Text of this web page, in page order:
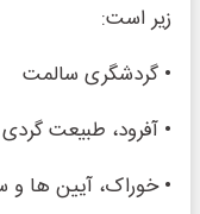
زیر است:
• گردشگری سالمت
• آفرود، طبیعت
• خوراک، آیین ها و